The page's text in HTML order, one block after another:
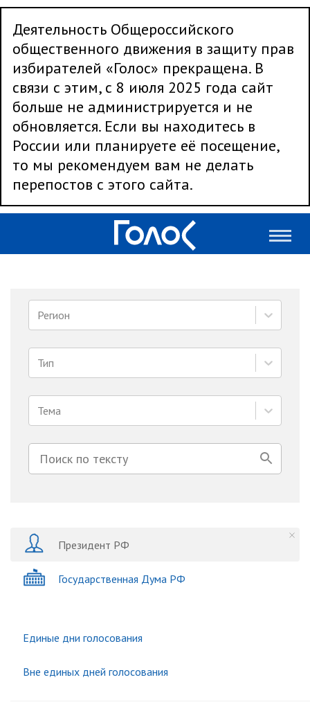
Деятельность Общероссийского
общественного движения в защиту прав
избирателей «Голос» прекращена. В
связи с этим, с 8 июля 2025 года сайт
больше не администрируется и не
обновляется. Если вы находитесь в
России или планируете её посещение,
то мы рекомендуем вам не делать
перепостов с этого сайта.
Регион
Тип
Тема
Президент РФ
Государственная Дума РФ
Единые дни голосования
Вне единых дней голосования